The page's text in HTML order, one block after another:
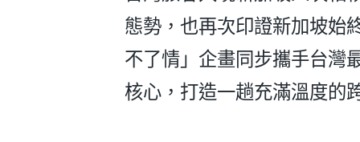
態勢，也再次印證新加坡始
不了情」企畫同步攜手台灣
核心，打造一趟充滿溫度的